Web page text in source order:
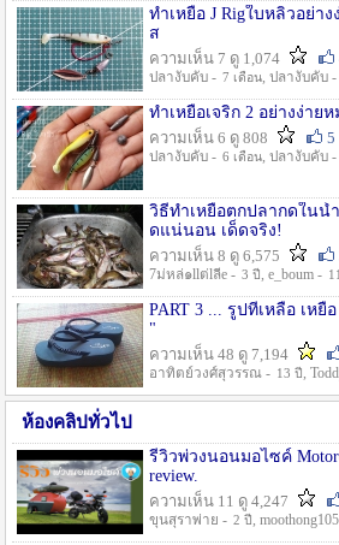
ทำเหยื่อ J Rigใบหลิวอย่า
ส
ความเห็น 7 ดู 1,074
ปลางับคับ - 7 เดือน, ปลางับคับ -
ทำเหยื่อเจริก 2 อย่างง่าย
ความเห็น 6 ดู 808
5
ปลางับคับ - 6 เดือน, ปลางับคับ -
วิธีทำเหยื่อตกปลากดในน้
ดแน่นอน เด็ดจริง!
ความเห็น 8 ดู 6,575
7ม่หล่๑llต่lลีe - 3 ปี , e_boum -
PART 3 ... รูปที่เหลือ เห
"
ความเห็น 48 ดู 7,194
อาทิตย์วงศ์สุวรรณ - 13 ปี ,
ห้องคลิปทั่วไป
รีวิวพ่วงนอนมอไซค์
review.
ความเห็น 11 ดู 4,247
ขุนสุราพ่าย - 2 ปี ,